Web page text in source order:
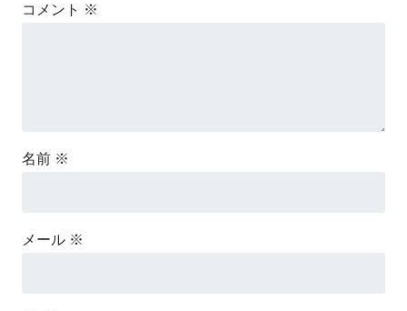
コメント ※
名前 ※
メール ※